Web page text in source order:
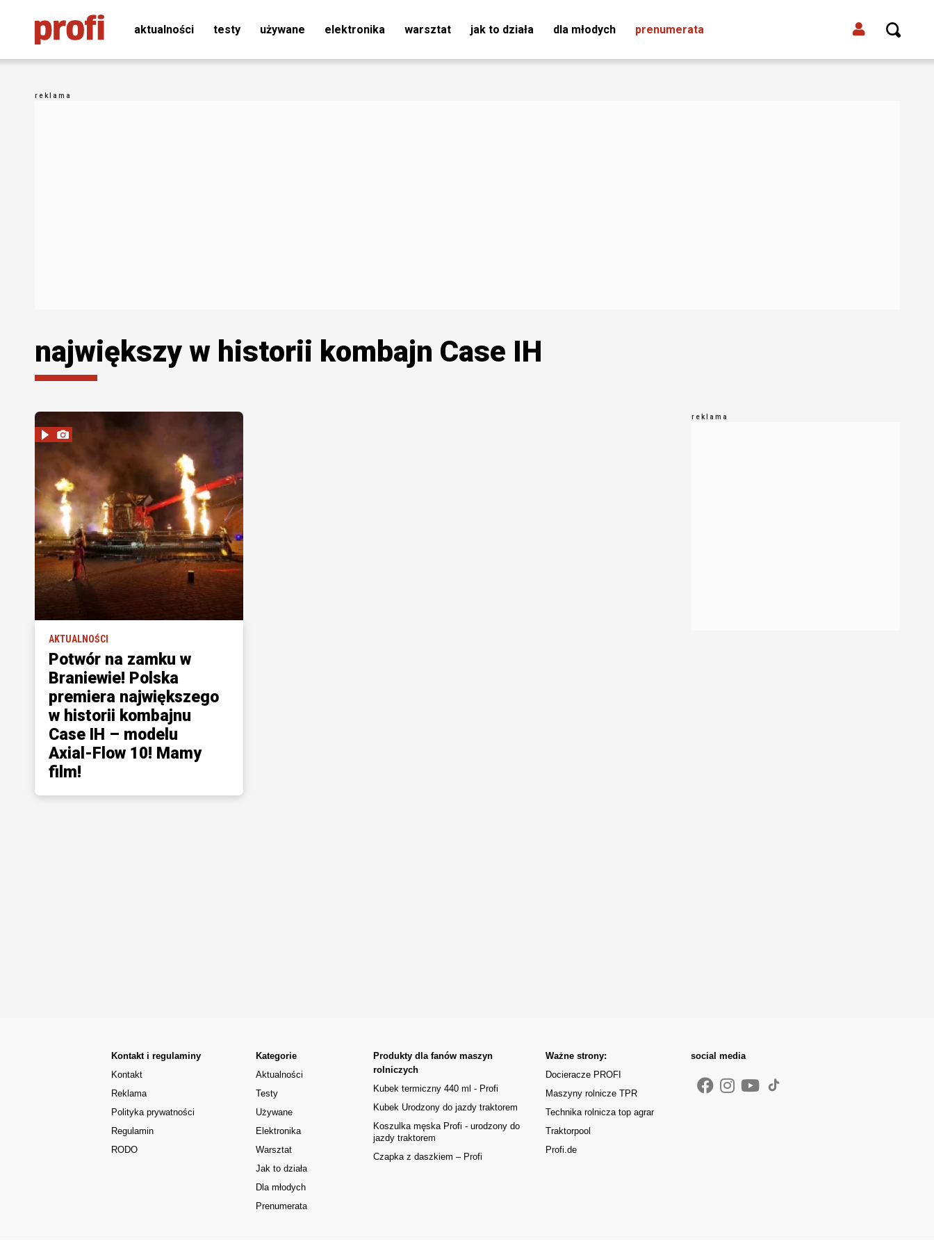
aktualności testy używane elektronika warsztat jak to działa dla młodych prenumerata
największy w historii kombajn Case IH
AKTUALNOŚCI
Potwór na zamku w
Braniewie! Polska
premiera największego
w historii kombajnu
Case IH – modelu
Axial-Flow 10! Mamy
film!
Kontakt i regulaminy
Kontakt
Reklama
Polityka prywatności
Regulamin
RODO
Kategorie
Aktualności
Testy
Używane
Elektronika
Warsztat
Jak to działa
Dla młodych
Prenumerata
Produkty dla fanów maszyn
rolniczych
Kubek termiczny 440 ml - Profi
Kubek Urodzony do jazdy traktorem
Koszulka męska Profi - urodzony do
jazdy traktorem
Czapka z daszkiem – Profi
Ważne strony:
Docieracze PROFI
Maszyny rolnicze TPR
Technika rolnicza top agrar
Traktorpool
Profi.de
social media